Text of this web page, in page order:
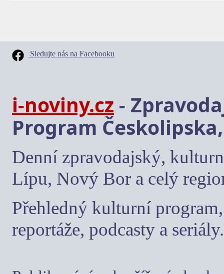
Sledujte nás na Facebooku
i-noviny.cz -
Program
Denní zpravodajský,
Lípu, Nový Bor a celý
Přehledný kulturní
reportáže, podcasty a seriály.